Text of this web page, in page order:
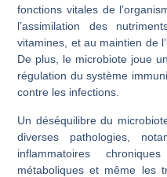
fonctions vitales de
l’assimilation des
vitamines, et au maintien de
De plus, le microbiote joue
régulation du système
contre les infections.
Un déséquilibre du
diverses pathologies,
inflammatoires
métaboliques et même les